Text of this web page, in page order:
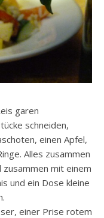
garen
schneiden,
einen Apfel,
Alles zusammen
mit einem
und ein Dose kleine
einer Prise rotem